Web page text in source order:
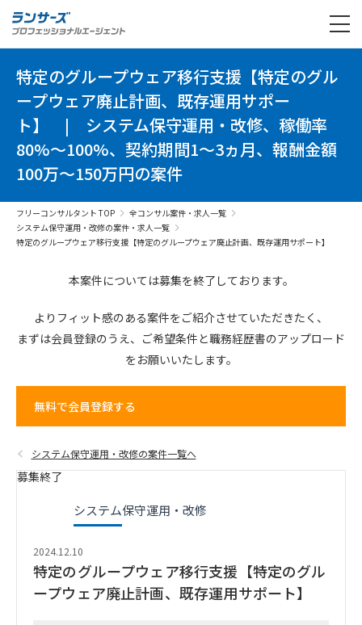
特定のグループウェア移行支援【特定のグル
ープウェア廃止計画、既存運用サポー
ト】
| システム保守運用・改修、稼働率
80%～100%、契約期間1～3ヵ月、報酬金額
100万～150万円の案件
フリーコンサルタント TOP
全コンサル案件・求人一覧
システム保守運用・改修の案件・求人一覧
特定のグループウェア移行支援【特定のグループウェア廃止計画、既存運用サポート】
本案件については募集を終了しております。
よりフィット感のある案件をご紹介させていただきたく、
まずは会員登録のうえ、 ご希望条件と職務経歴書のアップロード
をお願いいたします。
無料で会員登録する
システム保守運用・改修の案件一覧へ
募集終了
システム保守運用・改修
2024.12.10
特定のグループウェア移行支援【特定のグル
ープウェア廃止計画、既存運用サポート】